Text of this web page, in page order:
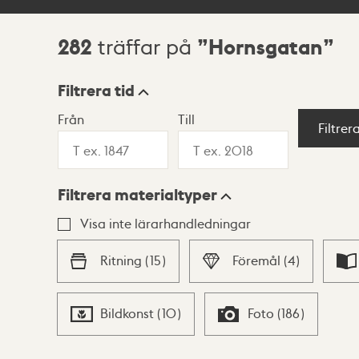
Sökresultat
282 träffar på Hornsgatan
Visningsläge
Lista Karta
Filtrera tid
Från Till
Filtrera materialtyper
Visa inte lärarhandledningar
Ritning (15) Föremål (4)
Bildkonst (10) Foto (186)